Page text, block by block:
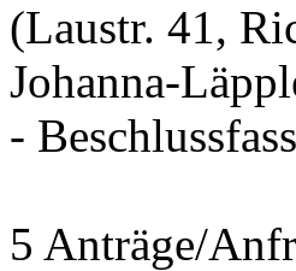
(Laustr. 41,
Johanna-
-
5 Anträge/